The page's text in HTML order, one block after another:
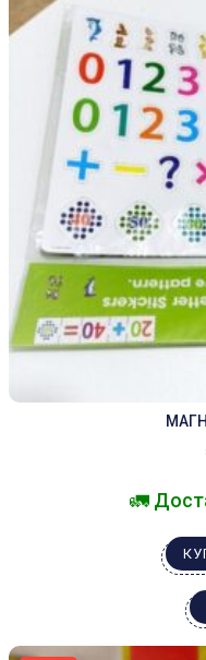
🚛